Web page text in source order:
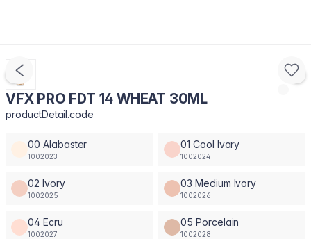
VFX PRO FDT 14 WHEAT 30ML
productDetail.code
00 Alabaster
1002023
01 Cool Ivory
1002024
02 Ivory
1002025
03 Medium Ivory
1002026
04 Ecru
1002027
05 Porcelain
1002028